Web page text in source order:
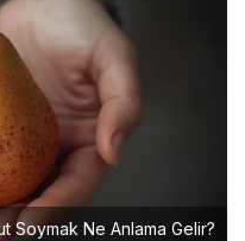
Soymak Ne Anlama Gelir?